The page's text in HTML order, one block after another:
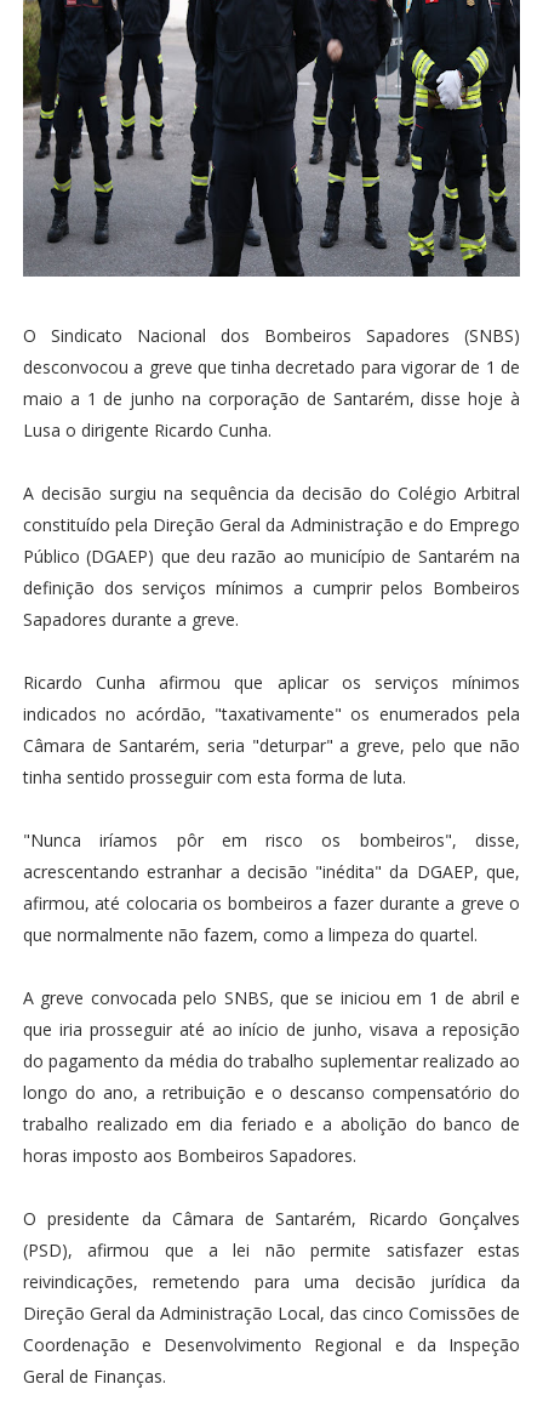
O Sindicato Nacional dos Bombeiros Sapadores (SNBS)
desconvocou a greve que tinha decretado para vigorar de 1 de
maio a 1 de junho na corporação de Santarém, disse hoje à
Lusa o dirigente Ricardo Cunha.
A decisão surgiu na sequência da decisão do Colégio Arbitral
constituído pela Direção Geral da Administração e do Emprego
Público (DGAEP) que deu razão ao município de Santarém na
definição dos serviços mínimos a cumprir pelos Bombeiros
Sapadores durante a greve.
Ricardo Cunha afirmou que aplicar os serviços mínimos
indicados no acórdão, "taxativamente" os enumerados pela
Câmara de Santarém, seria "deturpar" a greve, pelo que não
tinha sentido prosseguir com esta forma de luta.
"Nunca iríamos pôr em risco os bombeiros", disse,
acrescentando estranhar a decisão "inédita" da DGAEP, que,
afirmou, até colocaria os bombeiros a fazer durante a greve o
que normalmente não fazem, como a limpeza do quartel.
A greve convocada pelo SNBS, que se iniciou em 1 de abril e
que iria prosseguir até ao início de junho, visava a reposição
do pagamento da média do trabalho suplementar realizado ao
longo do ano, a retribuição e o descanso compensatório do
trabalho realizado em dia feriado e a abolição do banco de
horas imposto aos Bombeiros Sapadores.
O presidente da Câmara de Santarém, Ricardo Gonçalves
(PSD), afirmou que a lei não permite satisfazer estas
reivindicações, remetendo para uma decisão jurídica da
Direção Geral da Administração Local, das cinco Comissões de
Coordenação e Desenvolvimento Regional e da Inspeção
Geral de Finanças.